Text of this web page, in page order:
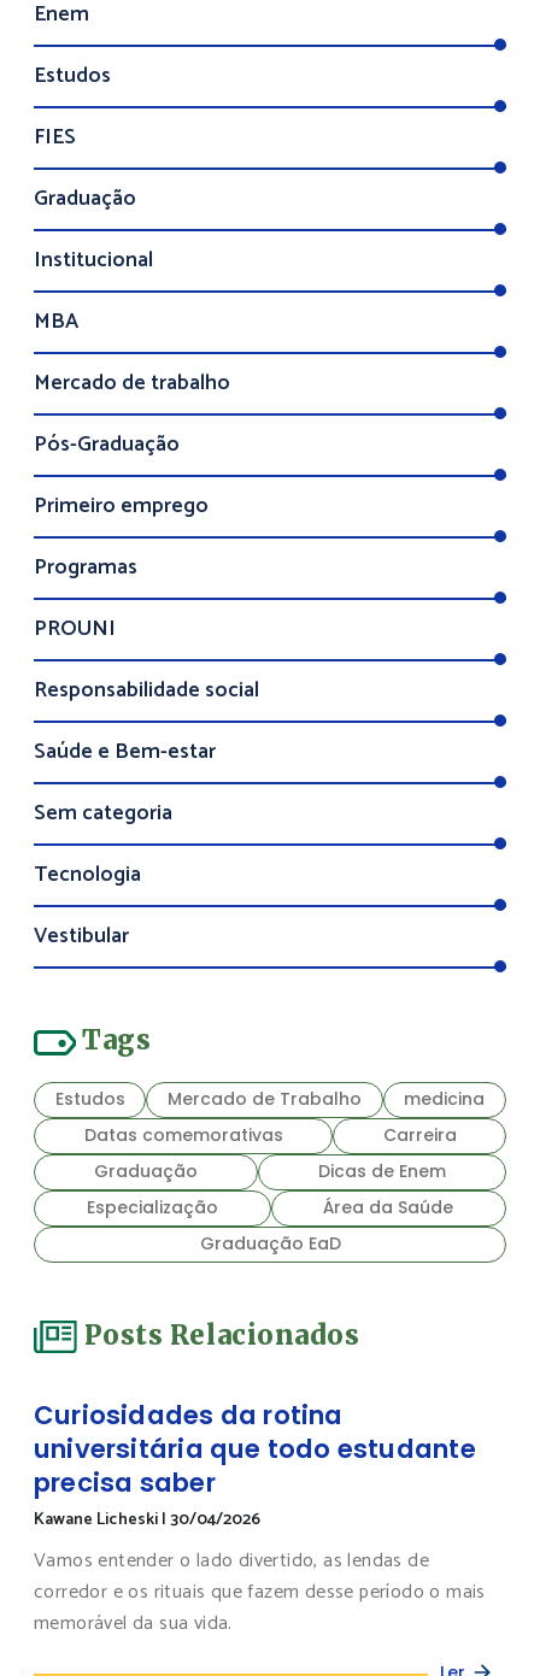
Enem
Estudos
FIES
Graduação
Institucional
MBA
Mercado de trabalho
Pós-Graduação
Primeiro emprego
Programas
PROUNI
Responsabilidade social
Saúde e Bem-estar
Sem categoria
Tecnologia
Vestibular
Tags
Estudos Mercado de Trabalho
medicina
Datas comemorativas
Carreira
Graduação
Dicas de Enem
Especialização
Área da Saúde
Graduação EaD
Posts Relacionados
Curiosidades da rotina
universitária que todo estudante
precisa saber
Kawane Licheski|30/04/2026
Vamos entender o lado divertido, as lendas de
corredor e os rituais que fazem desse período o mais
memorável da sua vida.